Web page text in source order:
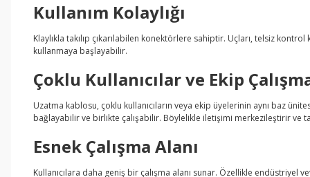
Kullanım Kolaylığı
Klaylıkla takılıp çıkarılabilen konektörlere sahiptir. Uçları, telsiz
kullanmaya başlayabilir.
Çoklu Kullanıcılar ve Ekip
Uzatma kablosu, çoklu kullanıcıların veya ekip üyelerinin aynı baz
bağlayabilir ve birlikte çalışabilir. Böylelikle iletişimi merkezileştirir ve
Esnek Çalışma Alanı
Kullanıcılara daha geniş bir çalışma alanı sunar. Özellikle endüstriyel